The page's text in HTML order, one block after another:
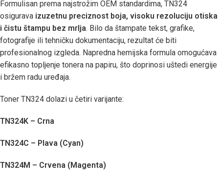
Formulisan prema najstrožim OEM standardima, TN324
osigurava izuzetnu preciznost boja, visoku rezoluciju otiska
i čistu štampu bez mrlja. Bilo da štampate tekst, grafike,
fotografije ili tehničku dokumentaciju, rezultat će biti
profesionalnog izgleda. Napredna hemijska formula omogućava
efikasno topljenje tonera na papiru, što doprinosi uštedi energije
i bržem radu uređaja.
Toner TN324 dolazi u četiri varijante:
TN324K – Crna
TN324C – Plava (Cyan)
TN324M – Crvena (Magenta)